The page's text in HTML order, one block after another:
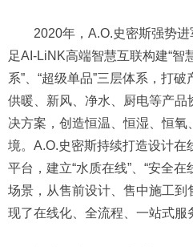
2020年，A.O.史密斯强势
足AI-LiNK高端智慧互联构建“智
系”、“超级单品”三层体系，打破
供暖、新风、净水、厨电等产
决方案，创造恒温、恒湿、恒
境。A.O.史密斯持续打造设计在
平台，建立“水质在线”、“安全在
场景，从售前设计、售中施工
现了在线化、全流程、一站式服